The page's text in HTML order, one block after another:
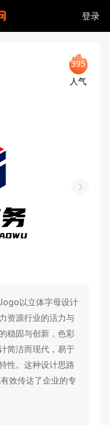
登录
395
人气
以立体字母设计
资源行业的活力与
稳固与创新，色彩
简洁而现代，易于
性。这种设计思路
效传达了企业的专